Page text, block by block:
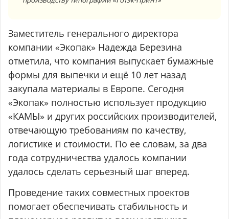
Заместитель генерального директора
компании «Экопак» Надежда Березина
отметила, что компания выпускает бумажные
формы для выпечки и ещё 10 лет назад
закупала материалы в Европе. Сегодня
«Экопак» полностью использует продукцию
«КАМЫ» и других российских производителей,
отвечающую требованиям по качеству,
логистике и стоимости. По ее словам, за два
года сотрудничества удалось компании
удалось сделать серьезный шаг вперед.
Проведение таких совместных проектов
помогает обеспечивать стабильность и